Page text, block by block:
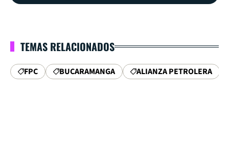
TEMAS RELACIONADOS
FPC BUCARAMANGA ALIANZA PETROLERA